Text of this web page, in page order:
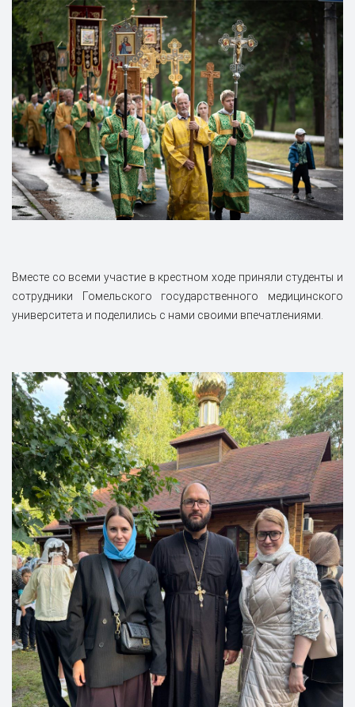
Вместе со всеми участие в крестном ходе приняли студенты и
сотрудники Гомельского государственного медицинского
университета и поделились с нами своими впечатлениями.